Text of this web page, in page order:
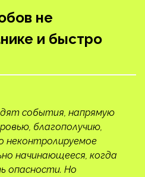
не
и быстро
события, напрямую
благополучию,
неконтролируемое
начинающееся, когда
опасности. Но